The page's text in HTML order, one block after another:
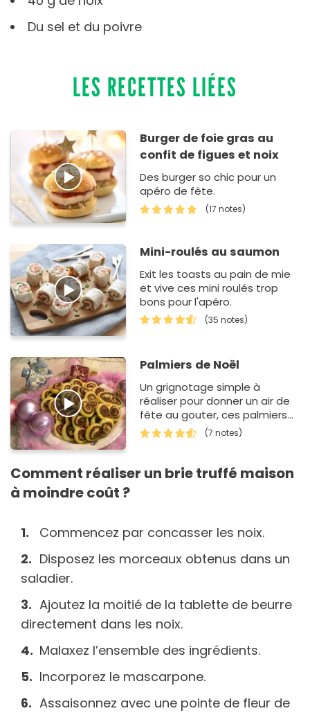
Du sel et du poivre
LES RECETTES LIÉES
Burger de foie gras au
confit de figues et noix
Des burger so chic pour un
apéro de fête.
(17 notes)
Mini-roulés au saumon
Exit les toasts au pain de mie
et vive ces mini roulés trop
bons pour l'apéro.
(35 notes)
Palmiers de Noël
Un grignotage simple à
réaliser pour donner un air de
fête au gouter, ces palmiers
aux épices vont vous plaire ...
(7 notes)
Comment réaliser un brie truffé maison
à moindre coût ?
Commencez par concasser les noix.
Disposez les morceaux obtenus dans un
saladier.
Ajoutez la moitié de la tablette de beurre
directement dans les noix.
Malaxez l’ensemble des ingrédients.
Incorporez le mascarpone.
Assaisonnez avec une pointe de fleur de